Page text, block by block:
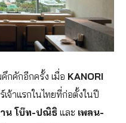
กคักอีกครั้ง เมื่อ KANORI
จ้าแรกในไทยที่ก่อตั้งในปี
น โบ๊ท-ปณิธิ และ เพลน-